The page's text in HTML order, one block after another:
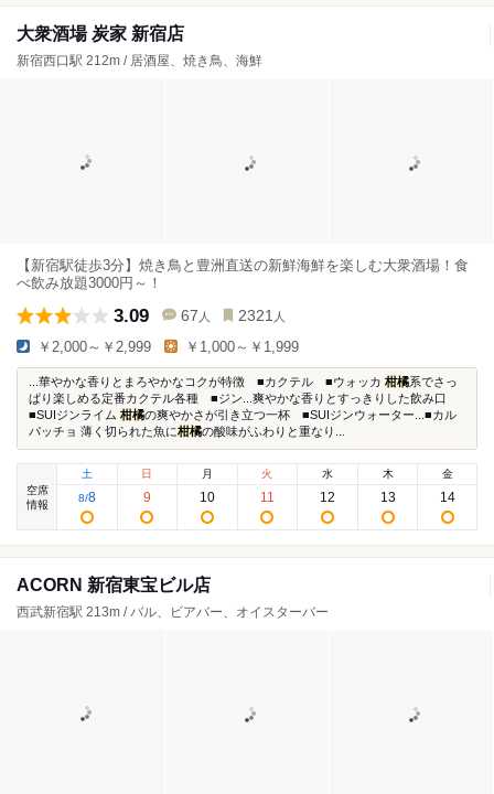
大衆酒場 炭家 新宿店
新宿西口駅 212m / 居酒屋、焼き鳥、海鮮
【新宿駅徒歩3分】焼き鳥と豊洲直送の新鮮海鮮を楽しむ大衆酒場！食
べ飲み放題3000円～！
3.09 67 人 2321 人
￥2,000～￥2,999 ￥1,000～￥1,999
...華やかな香りとまろやかなコクが特徴 ■カクテル ■ウォッカ 柑橘系でさっ
ぱり楽しめる定番カクテル各種 ■ジン...爽やかな香りとすっきりした飲み口
■SUIジンライム 柑橘の爽やかさが引き立つ一杯 ■SUIジンウォーター...■カル
パッチョ 薄く切られた魚に柑橘の酸味がふわりと重なり...
空席
情報
土
8/8
日
9
月
10
火
11
水
12
木
13
金
14
ACORN 新宿東宝ビル店
西武新宿駅 213m / バル、ビアバー、オイスターバー